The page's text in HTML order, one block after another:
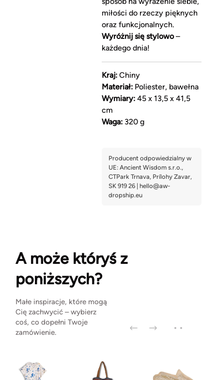
miłości do rzeczy pięknych
oraz funkcjonalnych.
Wyróżnij się stylowo–
każdego dnia!
Kraj:Chiny
Materiał:Poliester, bawełna
Wymiary:45 x 13,5 x 41,5
cm
Waga:320 g
A może któryś z
poniższych?
Małe inspiracje, które mogą
Cię zachwycić – wybierz
coś, co dopełni Twoje
zamówienie.